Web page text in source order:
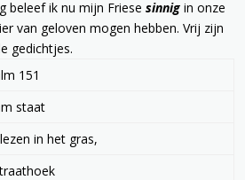
beleef ik nu mijn Friese sinnig in onze
van geloven mogen hebben. Vrij zijn
gedichtjes.
151
staat
in het gras,